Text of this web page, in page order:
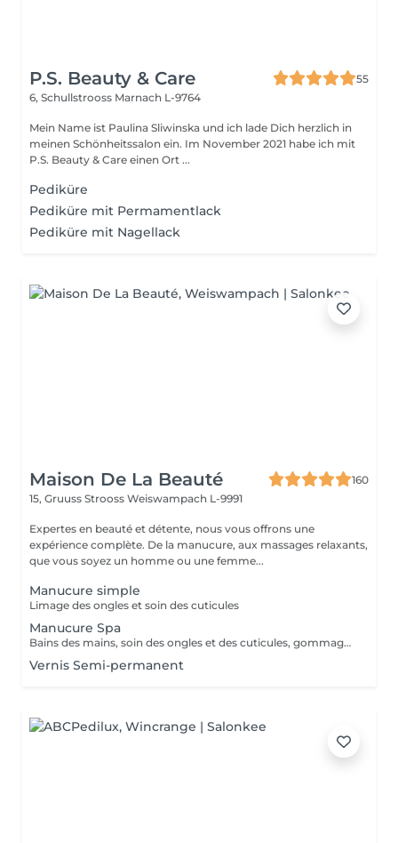
P.S. Beauty & Care
55
6, Schullstrooss Marnach L-9764
Mein Name ist Paulina Sliwinska und ich lade Dich herzlich in
meinen Schönheitssalon ein. Im November 2021 habe ich mit
P.S. Beauty & Care einen Ort ...
Pediküre
Pediküre mit Permamentlack
Pediküre mit Nagellack
Maison De La Beauté
160
15, Gruuss Strooss Weiswampach L-9991
Expertes en beauté et détente, nous vous offrons une
expérience complète. De la manucure, aux massages relaxants,
que vous soyez un homme ou une femme...
Manucure simple
Limage des ongles et soin des cuticules
Manucure Spa
Bains des mains, soin des ongles et des cuticules, gommage et massage
Vernis Semi-permanent